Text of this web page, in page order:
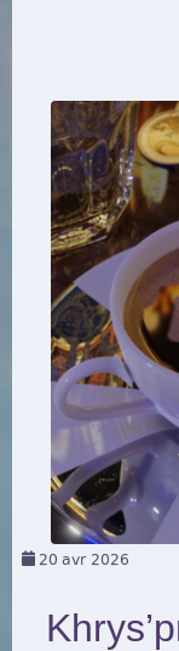
20 avr 2026